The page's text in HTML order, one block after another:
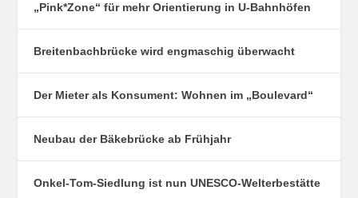
„Pink*Zone“ für mehr Orientierung in U-Bahnhöfen
Breitenbachbrücke wird engmaschig überwacht
Der Mieter als Konsument: Wohnen im „Boulevard“
Neubau der Bäkebrücke ab Frühjahr
Onkel-Tom-Siedlung ist nun UNESCO-Welterbestätte